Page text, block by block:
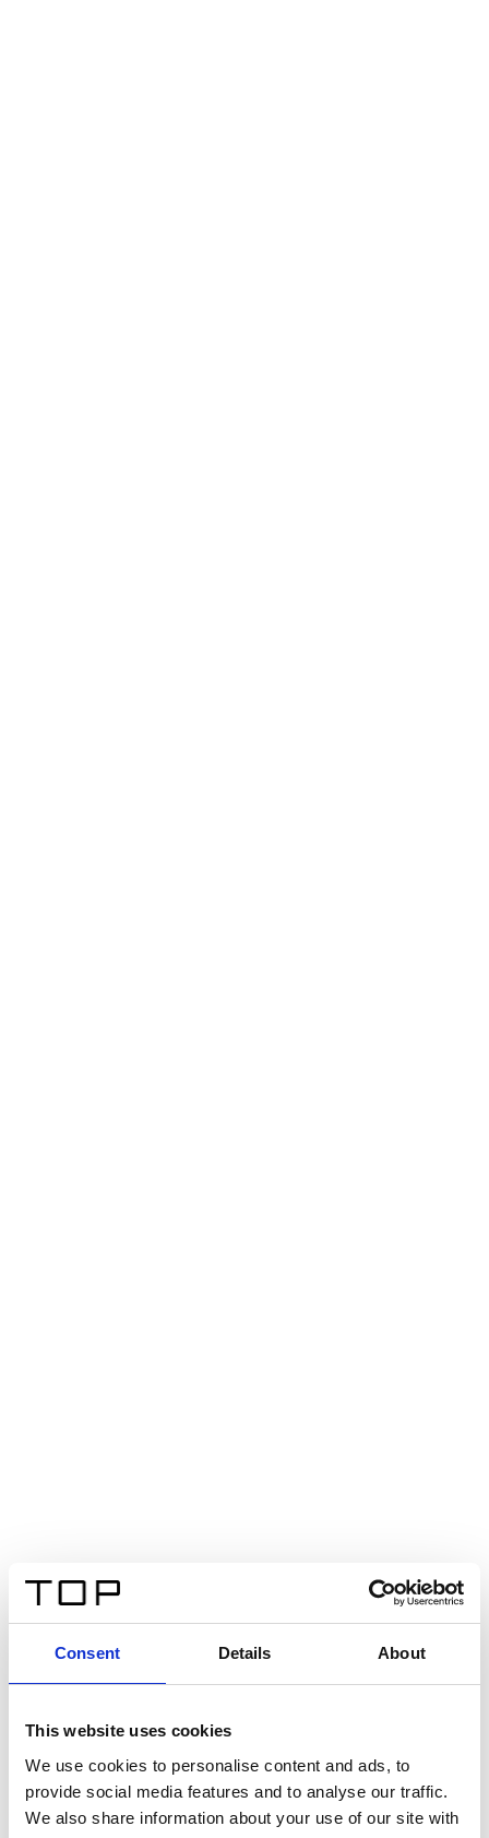
Consent Details About
This website uses cookies
We use cookies to personalise content and ads, to
provide social media features and to analyse our traffic.
We also share information about your use of our site with